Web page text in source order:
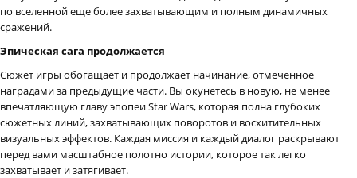
по вселенной еще более захватывающим и полным динамичных
сражений.
Эпическая сага продолжается
Сюжет игры обогащает и продолжает начинание, отмеченное
наградами за предыдущие части. Вы окунетесь в новую, не менее
впечатляющую главу эпопеи Star Wars, которая полна глубоких
сюжетных линий, захватывающих поворотов и восхитительных
визуальных эффектов. Каждая миссия и каждый диалог раскрывают
перед вами масштабное полотно истории, которое так легко
захватывает и затягивает.